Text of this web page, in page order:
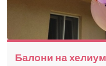
Балони на хелиум